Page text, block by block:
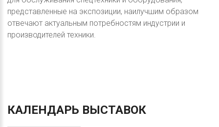
представленные на экспозиции, наилучшим образом
отвечают актуальным потребностям индустрии и
производителей техники.
КАЛЕНДАРЬ ВЫСТАВОК